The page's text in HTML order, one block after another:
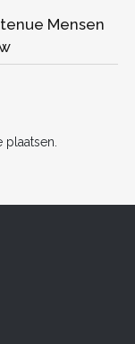
e n
Mensen